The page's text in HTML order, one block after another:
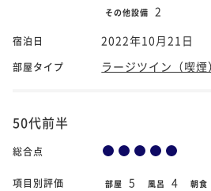
その他設備 2
宿泊日 2022年10月21日
部屋タイプ ラージツイン（喫煙
50代前半
総合点
項目別評価 部屋 5 風呂 4 朝食